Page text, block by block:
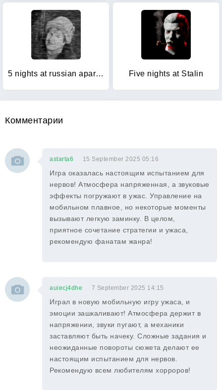
5 nights at russian apartment Five nights at Stalin
Комментарии
astarta6 15 September 2025 05:16
Игра оказалась настоящим испытанием для
нервов! Атмосфера напряженная, а звуковые
эффекты погружают в ужас. Управление на
мобильном плавное, но некоторые моменты
вызывают легкую заминку. В целом,
приятное сочетание стратегии и ужаса,
рекомендую фанатам жанра!
auiecj4dhe 7 September 2025 14:15
Играл в новую мобильную игру ужаса, и
эмоции зашкаливают! Атмосфера держит в
напряжении, звуки пугают, а механики
заставляют быть начеку. Сложные задания и
неожиданные повороты сюжета делают ее
настоящим испытанием для нервов.
Рекомендую всем любителям хорроров!